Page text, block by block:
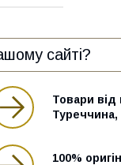
сайті?
Товари від
100%